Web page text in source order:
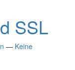
SSL
— Keine